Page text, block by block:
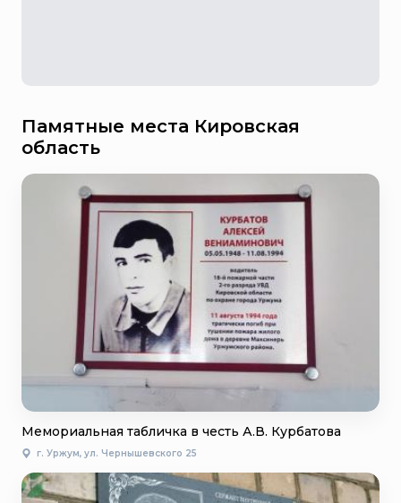
Памятные места Кировская
область
Мемориальная табличка в честь А.В. Курбатова
г. Уржум, ул. Чернышевского 25